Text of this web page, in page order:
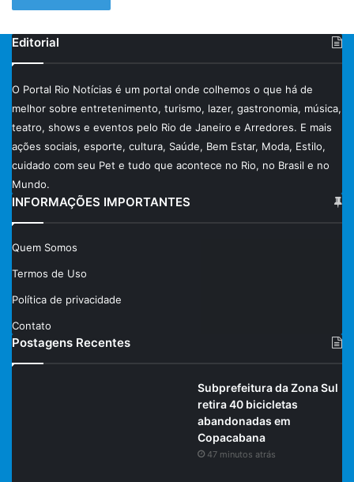
Editorial
O Portal Rio Notícias é um portal onde colhemos o que há de
melhor sobre entretenimento, turismo, lazer, gastronomia, música,
teatro, shows e eventos pelo Rio de Janeiro e Arredores. E mais
ações sociais, esporte, cultura, Saúde, Bem Estar, Moda, Estilo,
cuidado com seu Pet e tudo que acontece no Rio, no Brasil e no
Mundo.
INFORMAÇÕES IMPORTANTES
Quem Somos
Termos de Uso
Política de privacidade
Contato
Postagens Recentes
Subprefeitura da Zona Sul
retira 40 bicicletas
abandonadas em
Copacabana
47 minutos atrás